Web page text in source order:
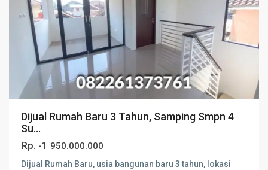
Dijual Rumah Baru 3 Tahun, Samping Smpn 4
Su...
Rp. -1 950.000.000
Dijual Rumah Baru, usia bangunan baru 3 tahun, lokasi